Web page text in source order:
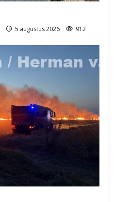
5 augustus 2026 912